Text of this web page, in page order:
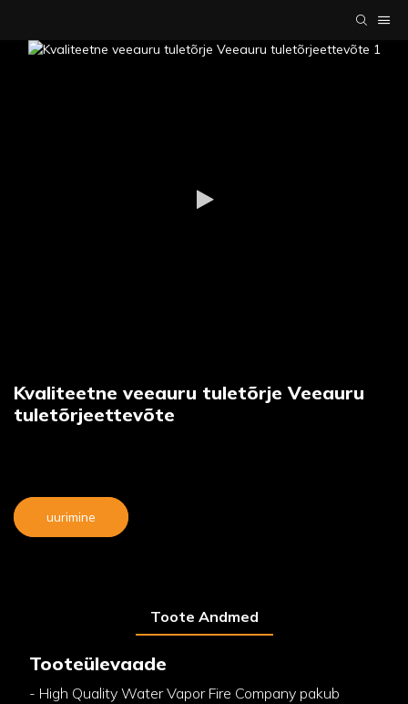
Kvaliteetne veeauru tuletõrje Veeauru
tuletõrjeettevõte
uurimine
Toote Andmed
Tooteülevaade
- High Quality Water Vapor Fire Company pakub